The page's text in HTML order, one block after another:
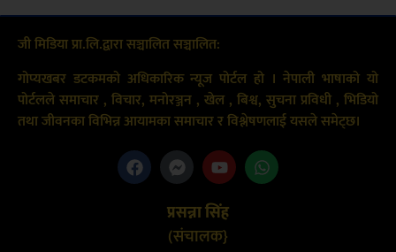
जी मिडिया प्रा.लि.द्वारा सञ्चालित सञ्चालित:
गोप्यखबर डटकमको अधिकारिक न्यूज पोर्टल हो । नेपाली भाषाको यो
पोर्टलले समाचार , विचार, मनोरञ्जन , खेल , बिश्व, सुचना प्रविधी , भिडियो
तथा जीवनका विभिन्न आयामका समाचार र विश्लेषणलाई यसले समेट्छ।
प्रसन्ना सिंह
(संचालक}